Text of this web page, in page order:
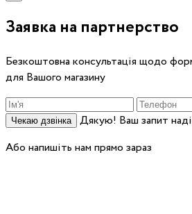
Заявка на партнерство
Безкоштовна консультація щодо
для Вашого магазину
Чекаю дзвінка
Дякую! Ваш запит
Або напишіть нам прямо зараз